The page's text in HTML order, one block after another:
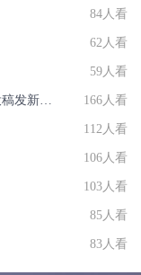
84人看
62人看
59人看
166人看
112人看
106人看
103人看
85人看
83人看